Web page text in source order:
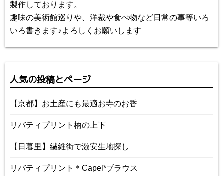
製作しております。
趣味の美術館巡りや、洋裁や食べ物など日常の事等いろ
いろ書きます♪よろしくお願いします
人気の投稿とページ
【京都】お土産にも最適お寺のお香
リバティプリント柄の上下
【日暮里】繊維街で激安生地探し
リバティプリント＊Capel*ブラウス